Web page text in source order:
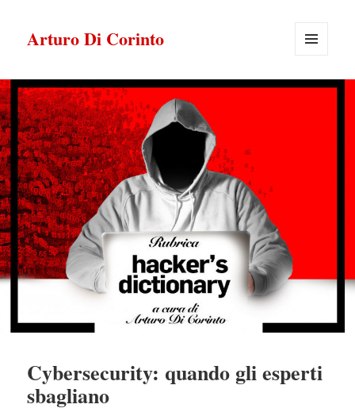
Arturo Di Corinto
WIDGET
Cybersecurity: quando gli esperti
sbagliano